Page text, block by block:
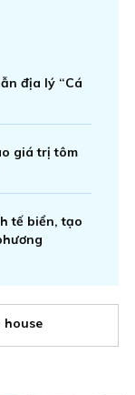
địa lý “Cá
giá trị tôm
tế biển, tạo
house